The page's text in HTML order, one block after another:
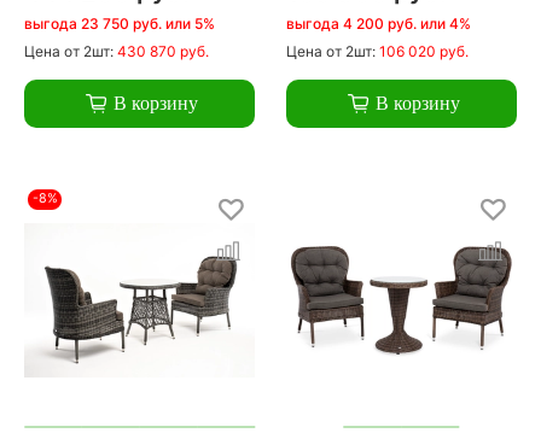
выгода 23 750 руб. или 5%
Цена от 2шт: 430 870 руб.
В корзину
выгода 4 200 руб. или 4%
Цена от 2шт: 106 020 руб.
В корзину
-8%